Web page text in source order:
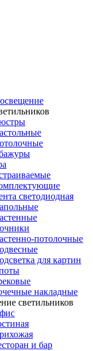
светодиодная
потолочные
для картин
накладные
светильников
и бар